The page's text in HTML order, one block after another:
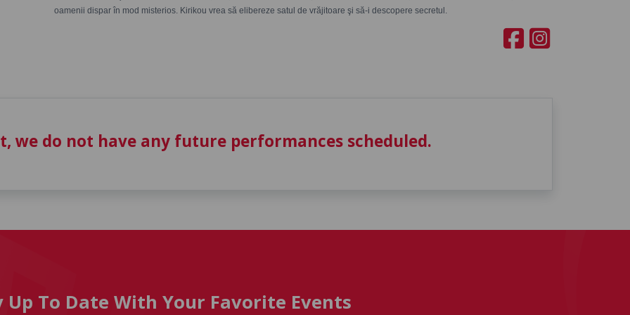
oamenii dispar în mod misterios. Kirikou vrea să elibereze satul de vrăjitoare şi să-i descopere secretul.
we do not have any future performances scheduled.
Up To Date With Your Favorite Events